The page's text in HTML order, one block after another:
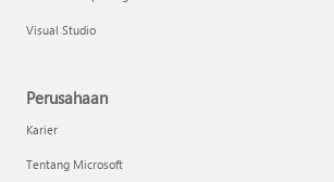
Visual Studio
Perusahaan
Karier
Tentang Microsoft